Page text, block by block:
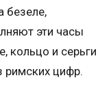
безеле,
эти часы
кольцо и серьги
римских цифр.